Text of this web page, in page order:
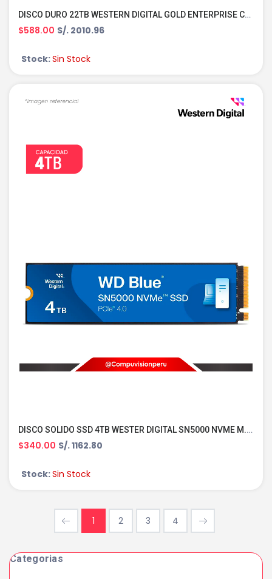
DISCO DURO 22TB WESTERN DIGITAL GOLD ENTERPRISE CLASS SATA INTERNAL 7200 RPM SATA 6 GB/S 512 MB CACHE 3.5 WD221KRYZ
$588.00 S/. 2010.96
Stock:Sin Stock
DISCO SOLIDO SSD 4TB WESTER DIGITAL SN5000 NVME M.2 2280 PCIEX 4.0 WDS400T4B0E-00BKY0
$340.00 S/. 1162.80
Stock:Sin Stock
1 2 3 4
Categorias